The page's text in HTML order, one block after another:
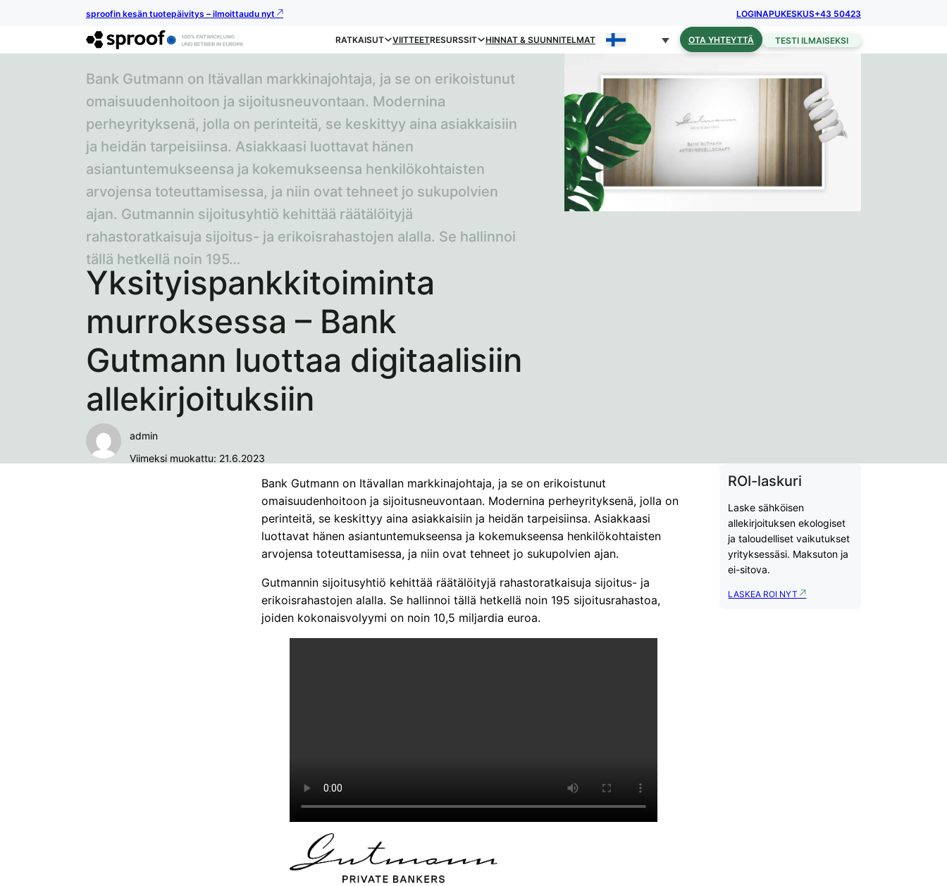
sproofin kesän tuotepäivitys – ilmoittaudu nyt LOGINAPUKESKUS+43 50423
RATKAISUT VIITTEETRESURSSIT HINNAT & SUUNNITELMAT OTA YHTEYTTÄ TESTI ILMAISEKSI
Yksityispankkitoiminta
murroksessa – Bank
Gutmann luottaa digitaalisiin
allekirjoituksiin
Bank Gutmann on Itävallan markkinajohtaja, ja se on erikoistunut
omaisuudenhoitoon ja sijoitusneuvontaan. Modernina
perheyrityksenä, jolla on perinteitä, se keskittyy aina asiakkaisiin
ja heidän tarpeisiinsa. Asiakkaasi luottavat hänen
asiantuntemukseensa ja kokemukseensa henkilökohtaisten
arvojensa toteuttamisessa, ja niin ovat tehneet jo sukupolvien
ajan. Gutmannin sijoitusyhtiö kehittää räätälöityjä
rahastoratkaisuja sijoitus- ja erikoisrahastojen alalla. Se hallinnoi
tällä hetkellä noin 195…
admin
Viimeksi muokattu: 21.6.2023
Bank Gutmann on Itävallan markkinajohtaja, ja se on erikoistunut
omaisuudenhoitoon ja sijoitusneuvontaan. Modernina perheyrityksenä, jolla on
perinteitä, se keskittyy aina asiakkaisiin ja heidän tarpeisiinsa. Asiakkaasi
luottavat hänen asiantuntemukseensa ja kokemukseensa henkilökohtaisten
arvojensa toteuttamisessa, ja niin ovat tehneet jo sukupolvien ajan.
Gutmannin sijoitusyhtiö kehittää räätälöityjä rahastoratkaisuja sijoitus- ja
erikoisrahastojen alalla. Se hallinnoi tällä hetkellä noin 195 sijoitusrahastoa,
joiden kokonaisvolyymi on noin 10,5 miljardia euroa.
ROI-laskuri
Laske sähköisen
allekirjoituksen ekologiset
ja taloudelliset vaikutukset
yrityksessäsi. Maksuton ja
ei-sitova.
LASKEA ROI NYT